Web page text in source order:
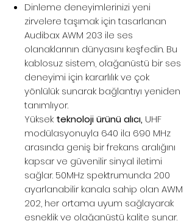
Dinleme deneyimlerinizi yeni
zirvelere taşımak için tasarlanan
Audibax AWM 203 ile ses
olanaklarının dünyasını keşfedin. Bu
kablosuz sistem, olağanüstü bir ses
deneyimi için kararlılık ve çok
yönlülük sunarak bağlantıyı yeniden
tanımlıyor.
Yüksek teknoloji ürünü alıcı, UHF
modülasyonuyla 640 ila 690 MHz
arasında geniş bir frekans aralığını
kapsar ve güvenilir sinyal iletimi
sağlar. 50MHz spektrumunda 200
ayarlanabilir kanala sahip olan AWM
202, her ortama uyum sağlayarak
esneklik ve olağanüstü kalite sunar.